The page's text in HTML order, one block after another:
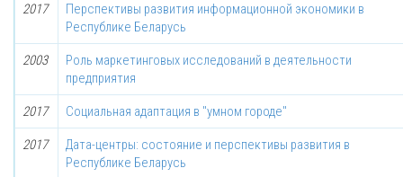
2017
Перспективы развития информационной экономики в
Республике Беларусь
2003
Роль маркетинговых исследований в деятельности
предприятия
2017 Социальная адаптация в "умном городе"
2017
Дата-центры: состояние и перспективы развития в
Республике Беларусь